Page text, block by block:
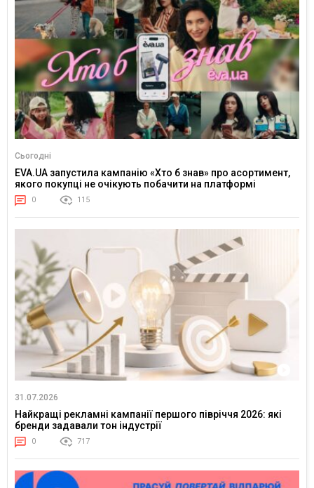
Сьогодні
EVA.UA запустила кампанію «Хто б знав» про асортимент,
якого покупці не очікують побачити на платформі
0 115
31.07.2026
Найкращі рекламні кампанії першого півріччя 2026: які
бренди задавали тон індустрії
0 717